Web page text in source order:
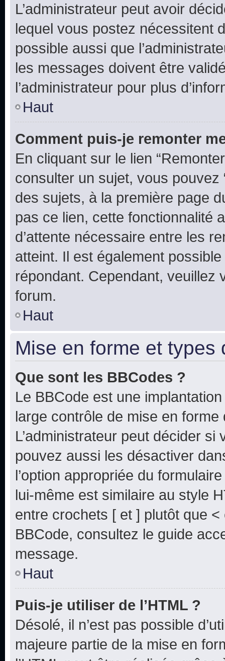
L’administrateur peut avoir
lequel vous postez nécessitent
possible aussi que
les messages doivent être
l’administrateur pour plus
Haut
Comment puis-je remonter
En cliquant sur le lien
consulter un sujet, vous pouvez
des sujets, à la première page
pas ce lien, cette fonctionnalité
d’attente nécessaire entre les
atteint. Il est également
répondant. Cependant,
forum.
Haut
Mise en forme et types
Que sont les BBCodes ?
Le BBCode est une
large contrôle de mise en forme
L’administrateur peut décider
pouvez aussi les désactiver
l’option appropriée du
lui-même est similaire au style
entre crochets [ et ] plutôt que
BBCode, consultez le guide
message.
Haut
Puis-je utiliser de l’HTML ?
Désolé, il n’est pas possible
majeure partie de la mise en